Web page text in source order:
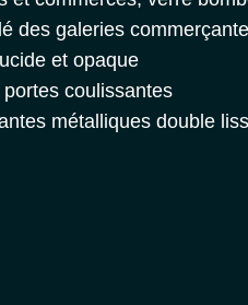
des galeries
et opaque
coulissantes
métalliques double